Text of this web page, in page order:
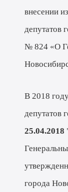
внесении
депутатов
№ 824 «О
В 2018
депутатов
25.04.2018
города